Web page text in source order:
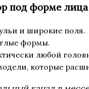
под форме лица
и широкие поля.
формы.
любой
которые